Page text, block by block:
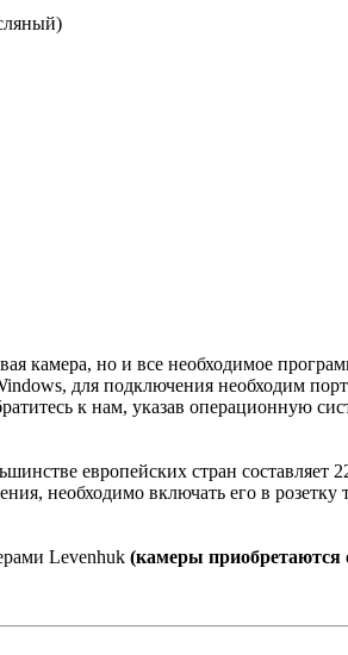
камера, но и все необходимое
для подключения необходим
к нам, указав операционную
европейских стран составляет
необходимо включать его в розетку
Levenhuk (камеры приобретаются